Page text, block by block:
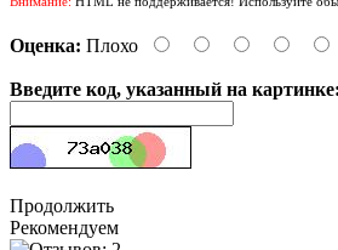
Оценка: Плохо
Введите код, указанный на картинке:
Продолжить
Рекомендуем